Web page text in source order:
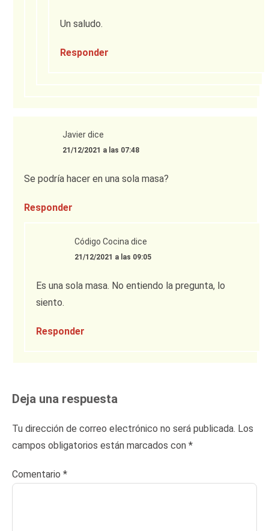
Un saludo.
Responder
Javierdice
21/12/2021 a las 07:48
Se podría hacer en una sola masa?
Responder
Código Cocina dice
21/12/2021 a las 09:05
Es una sola masa. No entiendo la pregunta, lo
siento.
Responder
Deja una respuesta
Tu dirección de correo electrónico no será publicada. Los
campos obligatorios están marcados con *
Comentario *